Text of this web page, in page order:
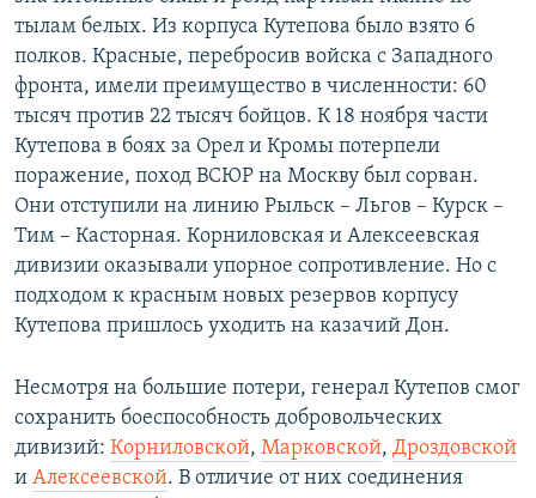
тылам белых. Из корпуса Кутепова было взято 6
полков. Красные, перебросив войска с Западного
фронта, имели преимущество в численности: 60
тысяч против 22 тысяч бойцов. К 18 ноября части
Кутепова в боях за Орел и Кромы потерпели
поражение, поход ВСЮР на Москву был сорван.
Они отступили на линию Рыльск – Льгов – Курск –
Тим – Касторная. Корниловская и Алексеевская
дивизии оказывали упорное сопротивление. Но с
подходом к красным новых резервов корпусу
Кутепова пришлось уходить на казачий Дон.
Несмотря на большие потери, генерал Кутепов смог
сохранить боеспособность добровольческих
дивизий: Корниловской, Марковской, Дроздовской
и Алексеевской. В отличие от них соединения